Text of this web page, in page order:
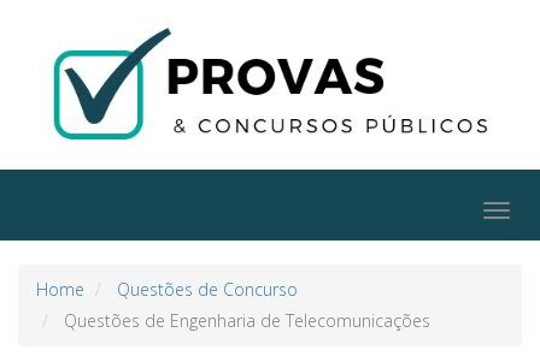
Home
Questões de Concurso
Questões de Engenharia de Telecomunicações